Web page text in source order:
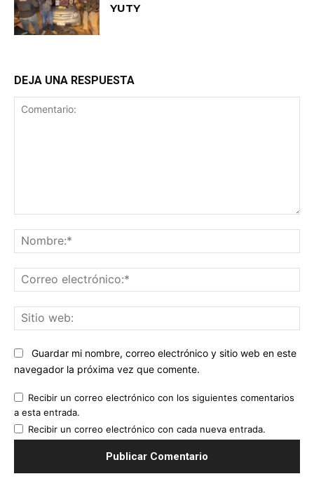
YUTY
DEJA UNA RESPUESTA
Guardar mi nombre, correo electrónico y sitio web en este
navegador la próxima vez que comente.
Recibir un correo electrónico con los siguientes comentarios
a esta entrada.
Recibir un correo electrónico con cada nueva entrada.